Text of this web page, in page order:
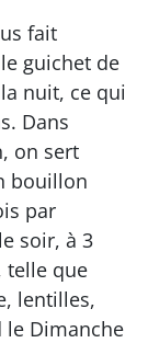
fait
guichet de
nuit, ce qui
Dans
on sert
bouillon
par
soir, à 3
telle que
lentilles,
Dimanche